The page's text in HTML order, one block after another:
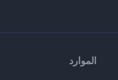
الموارد